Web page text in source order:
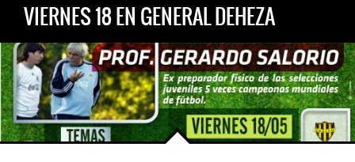
VIERNES 18 EN GENERAL DEHEZA